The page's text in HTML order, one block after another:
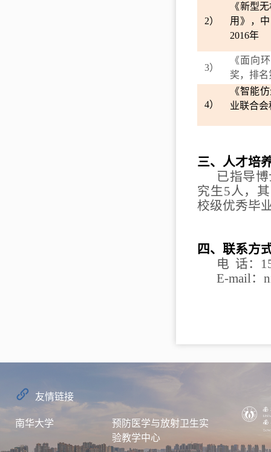
2）
《新型
用》，
2016年
3）
《面向
奖，排名
4）
《智能
业联合
三、人才培
已指导
究生5人，
校级优秀毕
四、联系方
电 话：
E-mail ：
友情链接
南华大学
预防医学与放射卫生实
验教学中心